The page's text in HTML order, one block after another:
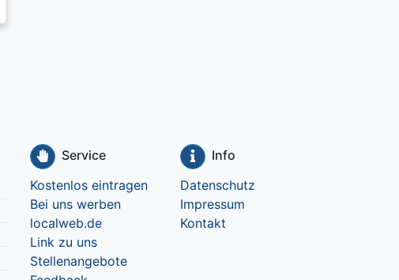
Service
Kostenlos eintragen
Bei uns werben
localweb.de
Link zu uns
Stellenangebote
Info
Datenschutz
Impressum
Kontakt